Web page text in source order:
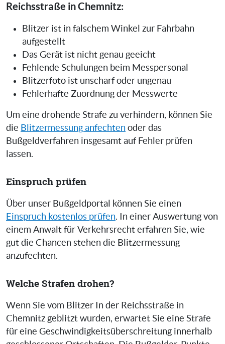
Reichsstraße in Chemnitz:
Blitzer ist in falschem Winkel zur Fahrbahn
aufgestellt
Das Gerät ist nicht genau geeicht
Fehlende Schulungen beim Messpersonal
Blitzerfoto ist unscharf oder ungenau
Fehlerhafte Zuordnung der Messwerte
Um eine drohende Strafe zu verhindern, können Sie
die Blitzermessung anfechten oder das
Bußgeldverfahren insgesamt auf Fehler prüfen
lassen.
Einspruch prüfen
Über unser Bußgeldportal können Sie einen
Einspruch kostenlos prüfen. In einer Auswertung von
einem Anwalt für Verkehrsrecht erfahren Sie, wie
gut die Chancen stehen die Blitzermessung
anzufechten.
Welche Strafen drohen?
Wenn Sie vom Blitzer In der Reichsstraße in
Chemnitz geblitzt wurden, erwartet Sie eine Strafe
für eine Geschwindigkeitsüberschreitung innerhalb